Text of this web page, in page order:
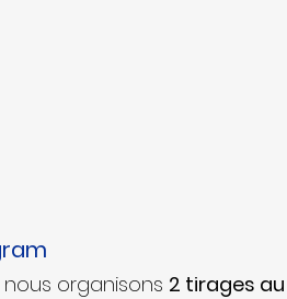
organisons 2 tirages